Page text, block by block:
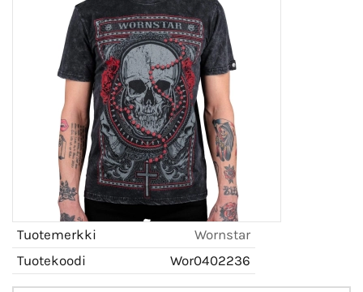
Tuotemerkki
Wornstar
Tuotekoodi
Wor0402236